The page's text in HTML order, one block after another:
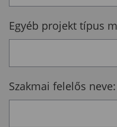
Egyéb projekt típus
Szakmai felelős neve: